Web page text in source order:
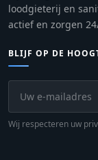
loodgieterij en
actief en zorgen
BLIJF OP DE
Wij respecteren uw